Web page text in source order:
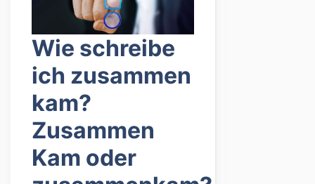
Wie schreibe
ich zusammen
kam?
Zusammen
Kam oder